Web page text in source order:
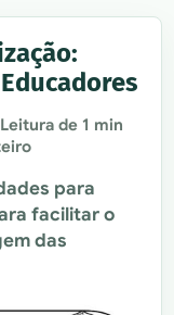
Leitura de 1 min
para
facilitar o
das